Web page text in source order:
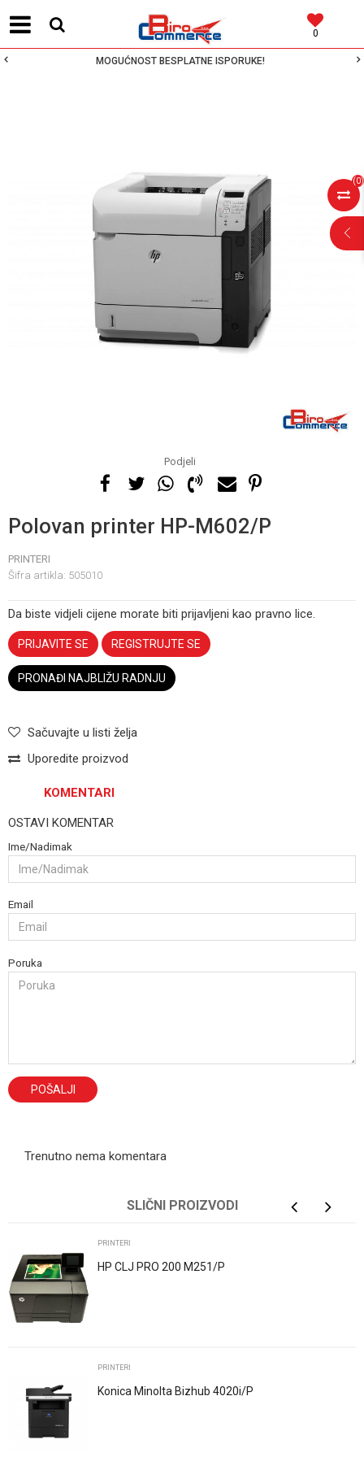
0
MOGUĆNOST BESPLATNE ISPORUKE!
(0)
Podjeli
Polovan printer HP-M602/P
PRINTERI
Šifra artikla: 505010
Da biste vidjeli cijene morate biti prijavljeni kao pravno lice.
PRIJAVITE SE REGISTRUJTE SE
PRONAĐI NAJBLIŽU RADNJU
Sačuvajte u listi želja
Uporedite proizvod
KOMENTARI
OSTAVI KOMENTAR
Ime/Nadimak
Email
Poruka
POŠALJI
Trenutno nema komentara
SLIČNI PROIZVODI
PRINTERI
HP CLJ PRO 200 M251/P
PRINTERI
Konica Minolta Bizhub 4020i/P